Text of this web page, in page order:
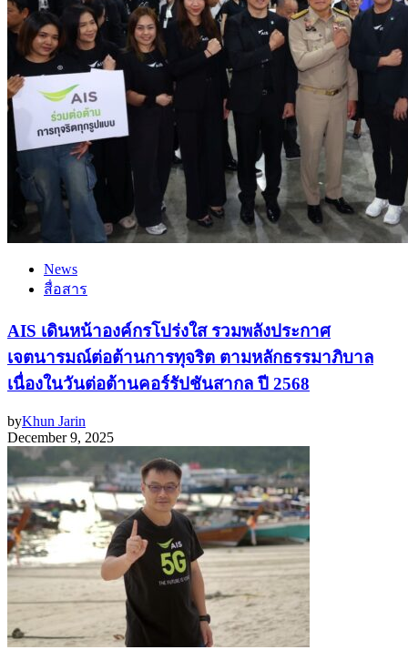
News
สื่อสาร
AIS เดินหน้าองค์กรโปร่งใส รวมพลังประกาศ
เจตนารมณ์ต่อต้านการทุจริต ตามหลักธรรมาภิบาล
เนื่องในวันต่อต้านคอร์รัปชันสากล ปี 2568
byKhun Jarin
December 9, 2025